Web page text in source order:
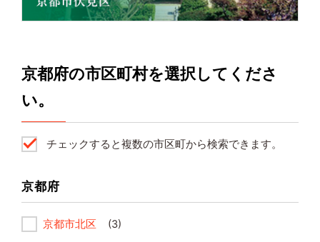
京都府の市区町村を選択してくださ
い。
チェックすると複数の市区町から検索できます。
京都府
京都市北区 (3)